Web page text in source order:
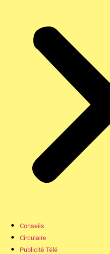
Conseils
Circulaire
Publicité Télé